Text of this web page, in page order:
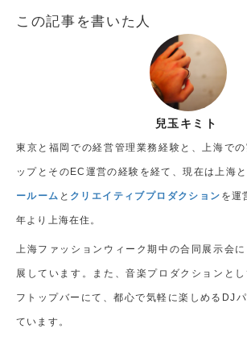
この記事を書いた人
兒玉キミト
東京と福岡での経営管理業務経験と、上海で
ップとそのEC運営の経験を経て、現在は上海と
ールーム と クリエイティブプロダクション を運
年より上海在住。
上海ファッションウィーク期中の合同展示会
展しています。また、音楽プロダクションと
フトップバーにて、都心で気軽に楽しめるDJ
ています。